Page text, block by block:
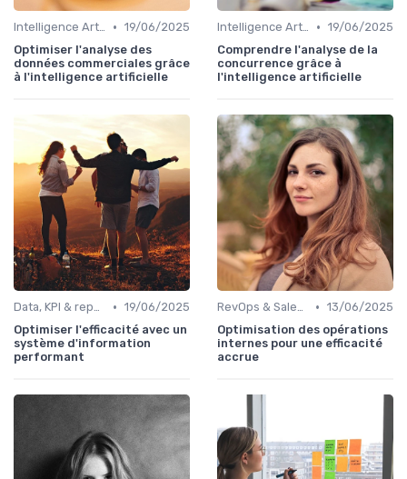
Intelligence Artificielle pour les ventes • 19/06/2025
Optimiser l'analyse des
données commerciales grâce
à l'intelligence artificielle
Intelligence Artificielle pour les ventes • 19/06/2025
Comprendre l'analyse de la
concurrence grâce à
l'intelligence artificielle
Data, KPI & reporting commercial • 19/06/2025
Optimiser l'efficacité avec un
système d'information
performant
RevOps & Sales Ops • 13/06/2025
Optimisation des opérations
internes pour une efficacité
accrue